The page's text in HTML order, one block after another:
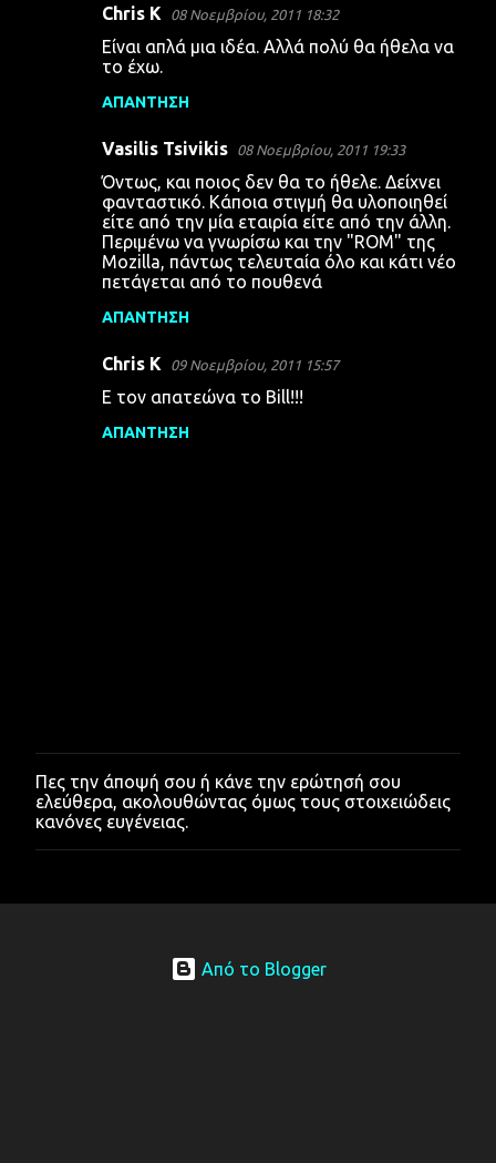
Chris K 08 Νοεμβρίου, 2011 18:32
Είναι απλά μια ιδέα. Αλλά πολύ θα ήθελα να
το έχω.
ΑΠΆΝΤΗΣΗ
Vasilis Tsivikis 08 Νοεμβρίου, 2011 19:33
Όντως, και ποιος δεν θα το ήθελε. Δείχνει
φανταστικό. Κάποια στιγμή θα υλοποιηθεί
είτε από την μία εταιρία είτε από την άλλη.
Περιμένω να γνωρίσω και την "ROM" της
Mozilla, πάντως τελευταία όλο και κάτι νέο
πετάγεται από το πουθενά
ΑΠΆΝΤΗΣΗ
Chris K 09 Νοεμβρίου, 2011 15:57
Ε τον απατεώνα το Bill!!!
ΑΠΆΝΤΗΣΗ
Δ
η
μ
ο
ε
Πες την άποψή σου ή κάνε την ερώτησή σου
ελεύθερα, ακολουθώντας όμως τους στοιχειώδεις
κανόνες ευγένειας.
Από το Blogger